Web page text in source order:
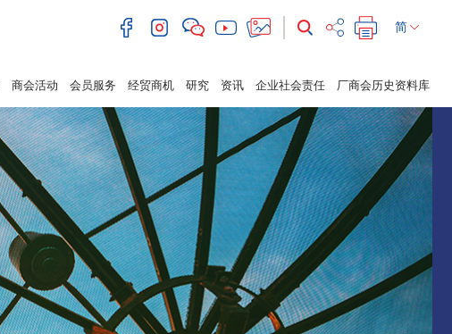
简
商会活动 会员服务 经贸商机 研究 资讯 企业社会责任 厂商会历史资料库